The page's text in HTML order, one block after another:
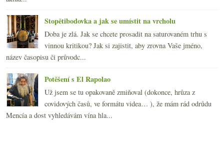
Stopětibodovka a jak se umístit na vrcholu
Doba je zlá. Jak se chcete prosadit na saturovaném trhu s
vinnou kritikou? Jak si zajistit, aby zrovna Vaše jméno,
název časopisu či průvodc...
Potěšení s El Rapolao
Už jsem se tu opakovaně zmiňoval (dokonce, hrůza z
covidových časů, ve formátu videa… ), že mám rád odrůdu
Mencía a dost vyhledávám vína hla...